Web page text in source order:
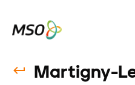
Martigny-